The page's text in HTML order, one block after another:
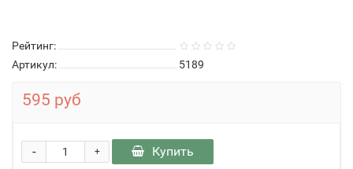
Рейтинг:
Артикул:
5189
595 руб
+
- Купить